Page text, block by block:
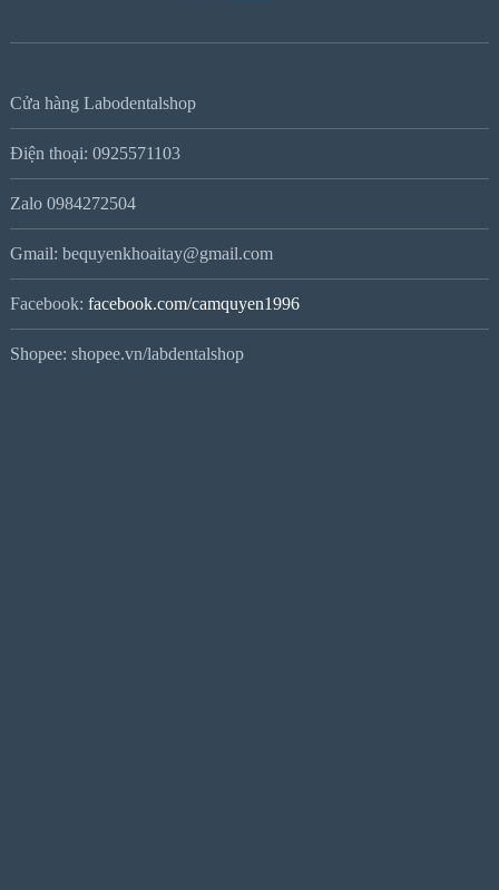
Cửa hàng Labodentalshop
Điện thoại: 0925571103
Zalo 0984272504
Gmail: bequyenkhoaitay@gmail.com
Facebook: facebook.com/camquyen1996
Shopee: shopee.vn/labdentalshop